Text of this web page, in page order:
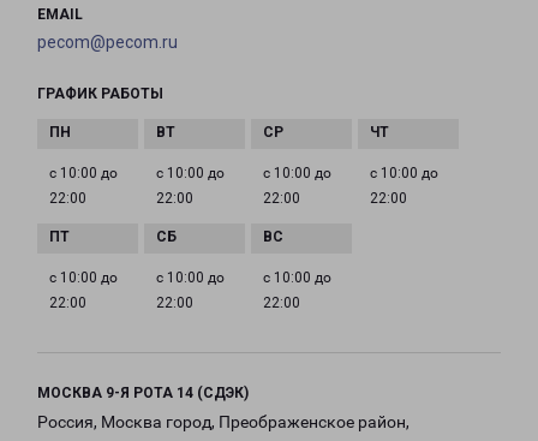
EMAIL
pecom@pecom.ru
ГРАФИК РАБОТЫ
с 10:00 до
22:00
с 10:00 до
22:00
с 10:00 до
22:00
с 10:00 до
22:00
с 10:00 до
22:00
с 10:00 до
22:00
с 10:00 до
22:00
МОСКВА 9-Я РОТА 14 (СДЭК)
Россия, Москва город, Преображенское район,